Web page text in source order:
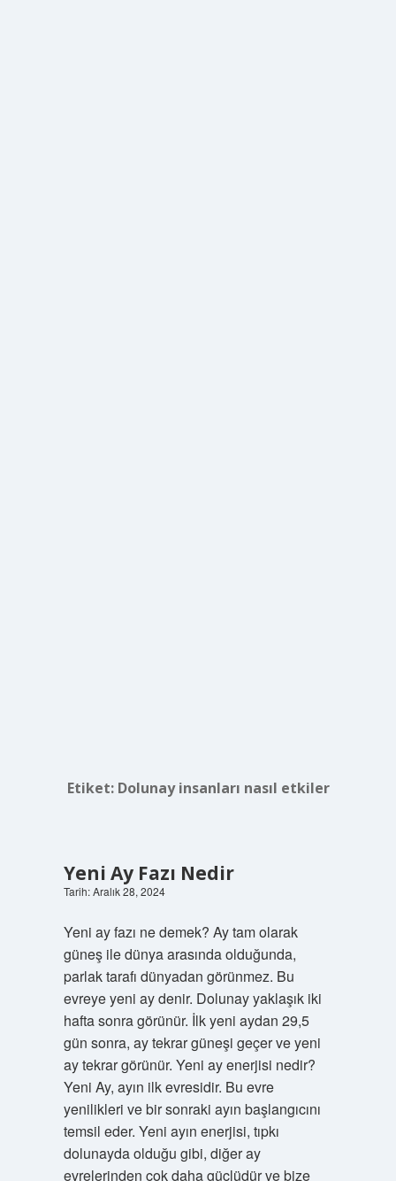
Etiket: Dolunay insanları nasıl etkiler
Yeni Ay Fazı Nedir
Tarih: Aralık 28, 2024
Yeni ay fazı ne demek? Ay tam olarak
güneş ile dünya arasında olduğunda,
parlak tarafı dünyadan görünmez. Bu
evreye yeni ay denir. Dolunay yaklaşık iki
hafta sonra görünür. İlk yeni aydan 29,5
gün sonra, ay tekrar güneşi geçer ve yeni
ay tekrar görünür. Yeni ay enerjisi nedir?
Yeni Ay, ayın ilk evresidir. Bu evre
yenilikleri ve bir sonraki ayın başlangıcını
temsil eder. Yeni ayın enerjisi, tıpkı
dolunayda olduğu gibi, diğer ay
evrelerinden çok daha güçlüdür ve bize